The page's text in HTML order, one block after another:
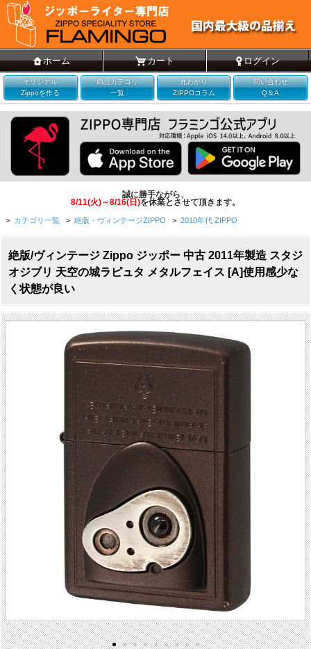
ホーム カート ログイン
オリジナル
Zippoを作る
商品カテゴリ
一覧
丸わかり
ZIPPOコラム
問い合わせ
Q＆A
誠に勝手ながら、
8/11(火)～8/16(日)を休業とさせて頂きます。
> カテゴリ一覧 > 絶版・ヴィンテージZIPPO > 2010年代 ZIPPO
絶版/ヴィンテージ Zippo ジッポー 中古 2011年製造 スタジ
オジブリ 天空の城ラピュタ メタルフェイス [A]使用感少な
く状態が良い